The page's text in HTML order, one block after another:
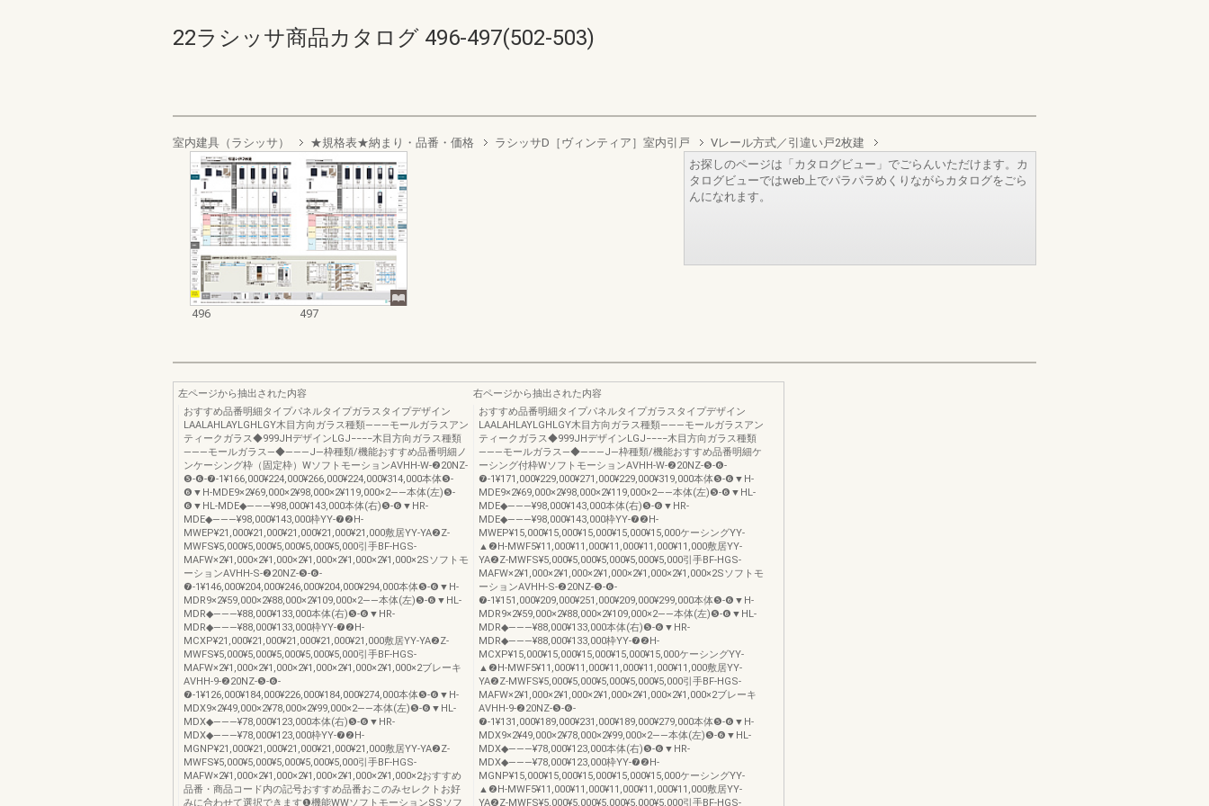
22ラシッサ商品カタログ 496-497(502-503)
室内建具（ラシッサ） ★規格表★納まり・品番・価格 ラシッサD［ヴィンティア］室内引戸 Vレール方式／引違い戸2枚建
496 497
お探しのページは「カタログビュー」でごらんいただけます。カ
タログビューではweb上でパラパラめくりながらカタログをごら
んになれます。
左ページから抽出された内容
おすすめ品番明細タイプパネルタイプガラスタイプデザイン
LAALAHLAYLGHLGY木目方向ガラス種類―――モールガラスアン
ティークガラス◆999JHデザインLGJ−−−−木目方向ガラス種類
―――モールガラス―◆―――J―枠種類/機能おすすめ品番明細ノ
ンケーシング枠（固定枠）WソフトモーションAVHH-W-❷20NZ-
❺-❻-❼-1¥166,000¥224,000¥266,000¥224,000¥314,000本体❺-
❻▼H-MDE9×2¥69,000×2¥98,000×2¥119,000×2――本体(左)❺-
❻▼HL-MDE◆―――¥98,000¥143,000本体(右)❺-❻▼HR-
MDE◆―――¥98,000¥143,000枠YY-❼❷H-
MWEP¥21,000¥21,000¥21,000¥21,000¥21,000敷居YY-YA❷Z-
MWFS¥5,000¥5,000¥5,000¥5,000¥5,000引手BF-HGS-
MAFW×2¥1,000×2¥1,000×2¥1,000×2¥1,000×2¥1,000×2Sソフトモ
ーションAVHH-S-❷20NZ-❺-❻-
❼-1¥146,000¥204,000¥246,000¥204,000¥294,000本体❺-❻▼H-
MDR9×2¥59,000×2¥88,000×2¥109,000×2――本体(左)❺-❻▼HL-
MDR◆―――¥88,000¥133,000本体(右)❺-❻▼HR-
MDR◆―――¥88,000¥133,000枠YY-❼❷H-
MCXP¥21,000¥21,000¥21,000¥21,000¥21,000敷居YY-YA❷Z-
MWFS¥5,000¥5,000¥5,000¥5,000¥5,000引手BF-HGS-
MAFW×2¥1,000×2¥1,000×2¥1,000×2¥1,000×2¥1,000×2ブレーキ
AVHH-9-❷20NZ-❺-❻-
❼-1¥126,000¥184,000¥226,000¥184,000¥274,000本体❺-❻▼H-
MDX9×2¥49,000×2¥78,000×2¥99,000×2――本体(左)❺-❻▼HL-
MDX◆―――¥78,000¥123,000本体(右)❺-❻▼HR-
MDX◆―――¥78,000¥123,000枠YY-❼❷H-
MGNP¥21,000¥21,000¥21,000¥21,000¥21,000敷居YY-YA❷Z-
MWFS¥5,000¥5,000¥5,000¥5,000¥5,000引手BF-HGS-
MAFW×2¥1,000×2¥1,000×2¥1,000×2¥1,000×2¥1,000×2おすすめ
品番・商品コード内の記号おすすめ品番おこのみセレクトお好
みに合わせて選択できます❶機能WWソフトモーションSSソフ
右ページから抽出された内容
おすすめ品番明細タイプパネルタイプガラスタイプデザイン
LAALAHLAYLGHLGY木目方向ガラス種類―――モールガラスアン
ティークガラス◆999JHデザインLGJ−−−−木目方向ガラス種類
―――モールガラス―◆―――J―枠種類/機能おすすめ品番明細ケ
ーシング付枠WソフトモーションAVHH-W-❷20NZ-❺-❻-
❼-1¥171,000¥229,000¥271,000¥229,000¥319,000本体❺-❻▼H-
MDE9×2¥69,000×2¥98,000×2¥119,000×2――本体(左)❺-❻▼HL-
MDE◆―――¥98,000¥143,000本体(右)❺-❻▼HR-
MDE◆―――¥98,000¥143,000枠YY-❼❷H-
MWEP¥15,000¥15,000¥15,000¥15,000¥15,000ケーシングYY-
▲❷H-MWF5¥11,000¥11,000¥11,000¥11,000¥11,000敷居YY-
YA❷Z-MWFS¥5,000¥5,000¥5,000¥5,000¥5,000引手BF-HGS-
MAFW×2¥1,000×2¥1,000×2¥1,000×2¥1,000×2¥1,000×2Sソフトモ
ーションAVHH-S-❷20NZ-❺-❻-
❼-1¥151,000¥209,000¥251,000¥209,000¥299,000本体❺-❻▼H-
MDR9×2¥59,000×2¥88,000×2¥109,000×2――本体(左)❺-❻▼HL-
MDR◆―――¥88,000¥133,000本体(右)❺-❻▼HR-
MDR◆―――¥88,000¥133,000枠YY-❼❷H-
MCXP¥15,000¥15,000¥15,000¥15,000¥15,000ケーシングYY-
▲❷H-MWF5¥11,000¥11,000¥11,000¥11,000¥11,000敷居YY-
YA❷Z-MWFS¥5,000¥5,000¥5,000¥5,000¥5,000引手BF-HGS-
MAFW×2¥1,000×2¥1,000×2¥1,000×2¥1,000×2¥1,000×2ブレーキ
AVHH-9-❷20NZ-❺-❻-
❼-1¥131,000¥189,000¥231,000¥189,000¥279,000本体❺-❻▼H-
MDX9×2¥49,000×2¥78,000×2¥99,000×2――本体(左)❺-❻▼HL-
MDX◆―――¥78,000¥123,000本体(右)❺-❻▼HR-
MDX◆―――¥78,000¥123,000枠YY-❼❷H-
MGNP¥15,000¥15,000¥15,000¥15,000¥15,000ケーシングYY-
▲❷H-MWF5¥11,000¥11,000¥11,000¥11,000¥11,000敷居YY-
YA❷Z-MWFS¥5,000¥5,000¥5,000¥5,000¥5,000引手BF-HGS-